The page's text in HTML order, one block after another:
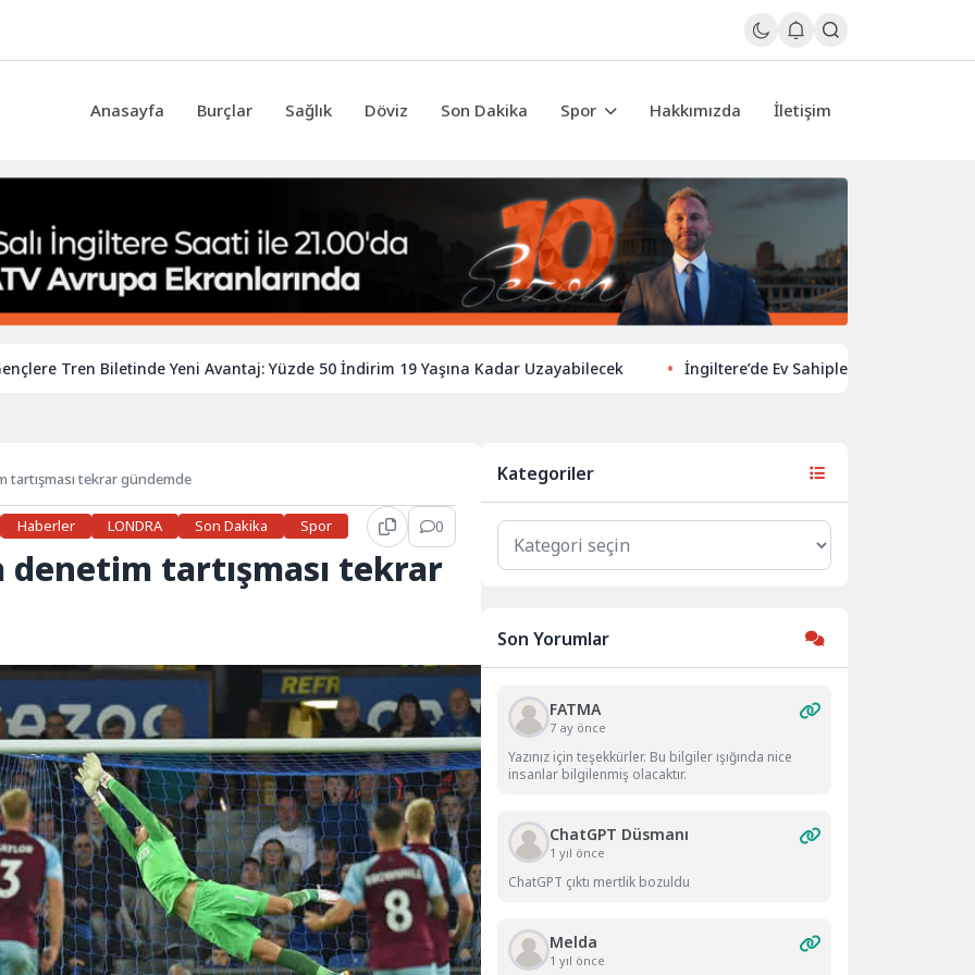
Anasayfa Burçlar Sağlık Döviz Son Dakika Spor Hakkımızda İletişim
Biletinde Yeni Avantaj: Yüzde 50 İndirim 19 Yaşına Kadar Uzayabilecek İngiltere’de Ev Sahiplerinden Yeni Yönelim:
tartışması tekrar gündemde
Haberler LONDRA Son Dakika Spor 0
tartışması tekrar
Kategoriler
Kategoriler
Son Yorumlar
FATMA
7 ay önce
Yazınız için teşekkürler. Bu bilgiler ışığında nice
insanlar bilgilenmiş olacaktır.
ChatGPT Düsmanı
1 yıl önce
ChatGPT çıktı mertlik bozuldu
Melda
1 yıl önce